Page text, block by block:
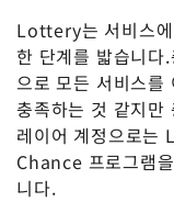
Lottery는 서비스에
한 단계를 밟습니다
으로 모든 서비스를
충족하는 것 같지만
레이어 계정으로
Chance 프로그램
니다.